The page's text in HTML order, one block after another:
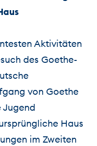
Aktivitäten
des Goethe-
von Goethe
Jugend
Haus
im Zweiten